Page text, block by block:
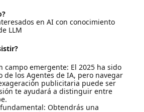
en AI con conocimiento
LLM
campo emergente: El 2025 ha sido
de los Agentes de IA, pero navegar
publicitaria puede ser
te ayudará a distinguir entre
Obtendrás una